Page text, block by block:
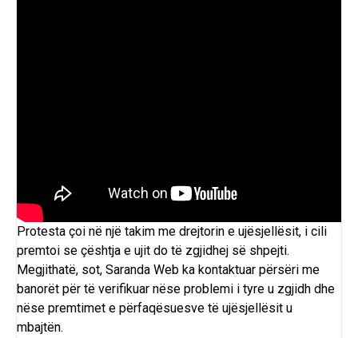
Protesta çoi në një takim me drejtorin e ujësjellësit, i cili
premtoi se çështja e ujit do të zgjidhej së shpejti.
Megjithatë, sot, Saranda Web ka kontaktuar përsëri me
banorët për të verifikuar nëse problemi i tyre u zgjidh dhe
nëse premtimet e përfaqësuesve të ujësjellësit u
mbajtën.